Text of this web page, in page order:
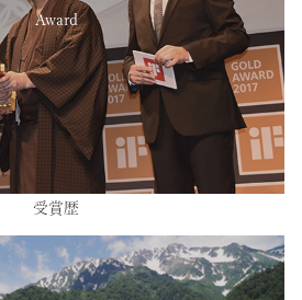
Award
受賞歴